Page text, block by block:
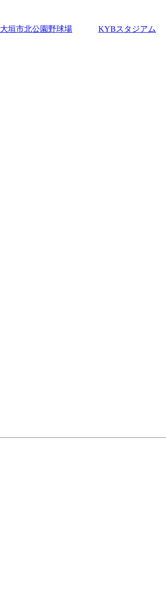
大垣市北公園野球場 KYBスタジアム